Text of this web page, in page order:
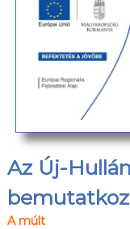
Az Új-
A múlt